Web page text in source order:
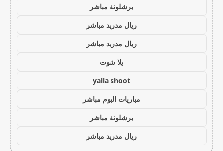
برشلونة مباشر
ريال مدريد مباشر
ريال مدريد مباشر
يلا شوت
yalla shoot
مباريات اليوم مباشر
برشلونة مباشر
ريال مدريد مباشر